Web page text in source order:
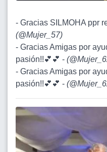
- Gracias SILMOHA ppr
(@Mujer_57)
- Gracias Amigas por
pasión!!💕💕 - (
- Gracias Amigas por
pasión!!💕💕 - (